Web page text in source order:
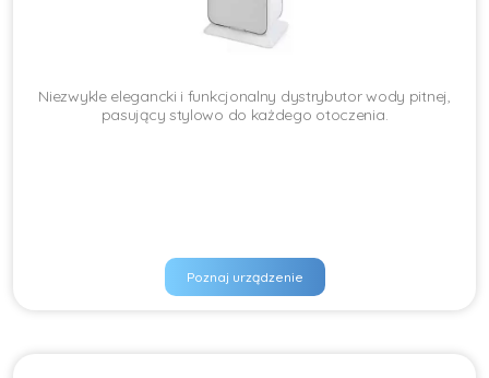
Niezwykle elegancki i funkcjonalny dystrybutor wody pitnej,
pasujący stylowo do każdego otoczenia.
Poznaj urządzenie